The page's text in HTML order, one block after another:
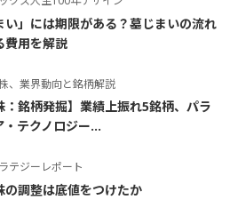
い」には期限がある？墓じまいの流れ
費用を解説
、業界動向と銘柄解説
：銘柄発掘】業績上振れ5銘柄、パラ
・テクノロジー...
テジーレポート
の調整は底値をつけたか